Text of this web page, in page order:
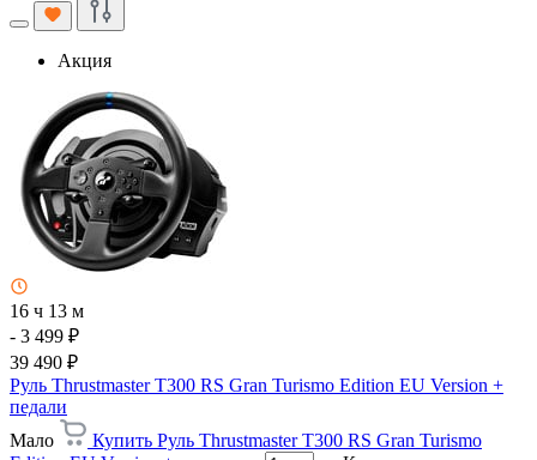
Акция
16 ч 13 м
- 3 499 ₽
39 490 ₽
Руль Thrustmaster T300 RS Gran Turismo Edition EU Version +
педали
Мало
Купить Руль Thrustmaster T300 RS Gran Turismo